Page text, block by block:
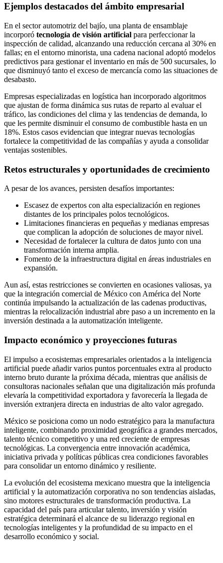
Ejemplos destacados del ámbito empresarial
En el sector automotriz del bajío, una planta de ensamblaje
incorporó tecnología de visión artificial para perfeccionar la
inspección de calidad, alcanzando una reducción cercana al 30% en
fallas; en el entorno minorista, una cadena nacional adoptó modelos
predictivos para gestionar el inventario en más de 500 sucursales, lo
que disminuyó tanto el exceso de mercancía como las situaciones de
desabasto.
Empresas especializadas en logística han incorporado algoritmos
que ajustan de forma dinámica sus rutas de reparto al evaluar el
tráfico, las condiciones del clima y las tendencias de demanda, lo
que les permite disminuir el consumo de combustible hasta en un
18%. Estos casos evidencian que integrar nuevas tecnologías
fortalece la competitividad de las compañías y ayuda a consolidar
ventajas sostenibles.
Retos estructurales y oportunidades de crecimiento
A pesar de los avances, persisten desafíos importantes:
Escasez de expertos con alta especialización en regiones
distantes de los principales polos tecnológicos.
Limitaciones financieras en pequeñas y medianas empresas
que complican la adopción de soluciones de mayor nivel.
Necesidad de fortalecer la cultura de datos junto con una
transformación interna amplia.
Fomento de la infraestructura digital en áreas industriales en
expansión.
Aun así, estas restricciones se convierten en ocasiones valiosas, ya
que la integración comercial de México con América del Norte
continúa impulsando la actualización de las cadenas productivas,
mientras la relocalización industrial abre paso a un incremento en la
inversión destinada a la automatización inteligente.
Impacto económico y proyecciones futuras
El impulso a ecosistemas empresariales orientados a la inteligencia
artificial puede añadir varios puntos porcentuales extra al producto
interno bruto durante la próxima década, mientras que análisis de
consultoras nacionales señalan que una digitalización más profunda
elevaría la competitividad exportadora y favorecería la llegada de
inversión extranjera directa en industrias de alto valor agregado.
México se posiciona como un nodo estratégico para la manufactura
inteligente, combinando proximidad geográfica a grandes mercados,
talento técnico competitivo y una red creciente de empresas
tecnológicas. La convergencia entre innovación académica,
iniciativa privada y políticas públicas crea condiciones favorables
para consolidar un entorno dinámico y resiliente.
La evolución del ecosistema mexicano muestra que la inteligencia
artificial y la automatización corporativa no son tendencias aisladas,
sino motores estructurales de transformación productiva. La
capacidad del país para articular talento, inversión y visión
estratégica determinará el alcance de su liderazgo regional en
tecnologías inteligentes y la profundidad de su impacto en el
desarrollo económico y social.